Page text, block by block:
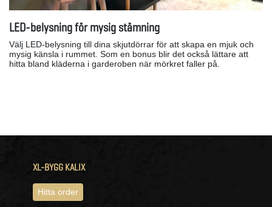
LED-belysning för mysig stämning
Välj LED-belysning till dina skjutdörrar för att skapa en mjuk och
mysig känsla i rummet. Som en bonus blir det också lättare att
hitta bland kläderna i garderoben när mörkret faller på.
XL-BYGG KALIX
Hitta order